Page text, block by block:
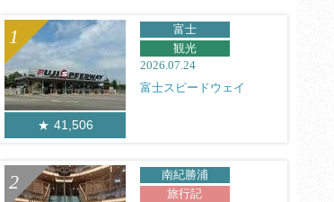
41,506
富士
観光
2026.07.24
富士スピードウェイ
南紀勝浦
旅行記